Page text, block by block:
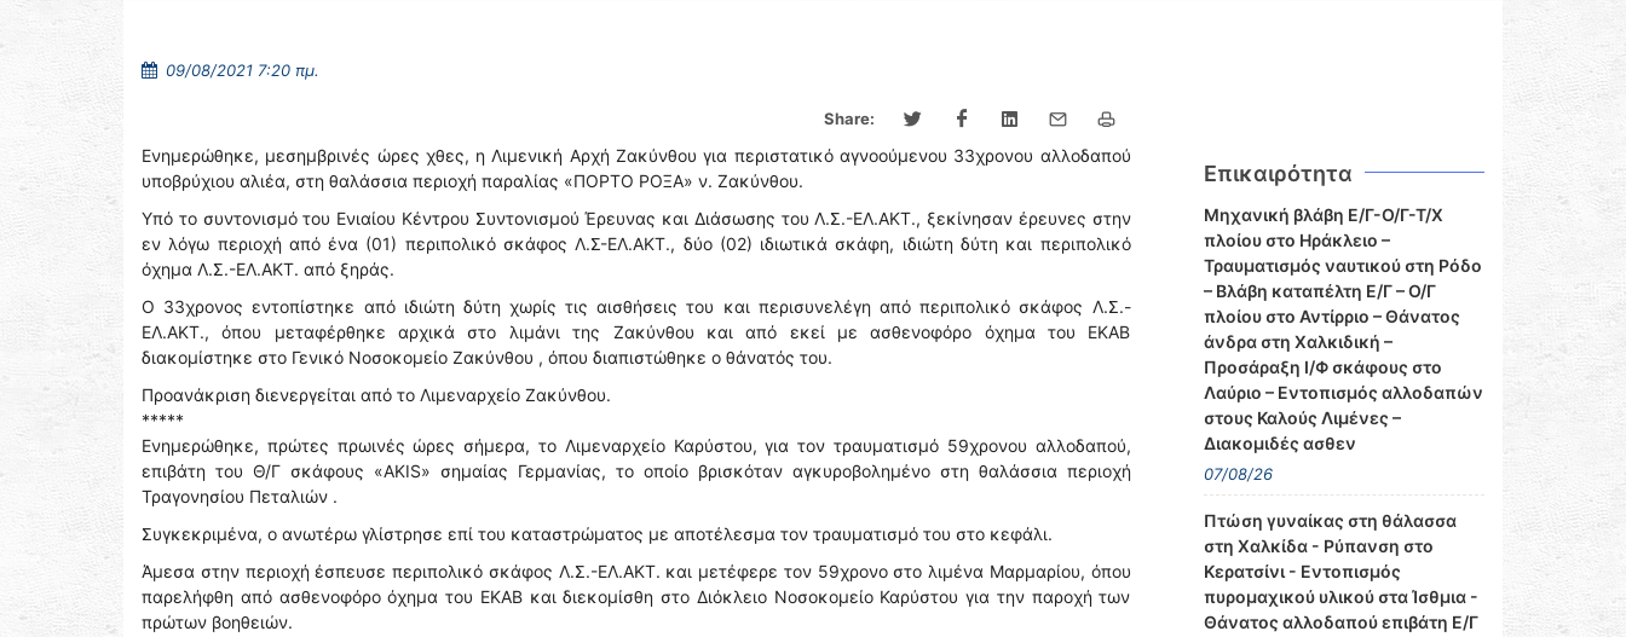
09/08/2021 7:20 πμ.
Share:
Ενημερώθηκε, μεσημβρινές ώρες χθες, η Λιμενική Αρχή Ζακύνθου για περιστατικό αγνοούμενου 33χρονου αλλοδαπού
υποβρύχιου αλιέα, στη θαλάσσια περιοχή παραλίας «ΠΟΡΤΟ ΡΟΞΑ» ν. Ζακύνθου.
Υπό το συντονισμό του Ενιαίου Κέντρου Συντονισμού Έρευνας και Διάσωσης του Λ.Σ.-ΕΛ.ΑΚΤ., ξεκίνησαν έρευνες στην
εν λόγω περιοχή από ένα (01) περιπολικό σκάφος Λ.Σ-ΕΛ.ΑΚΤ., δύο (02) ιδιωτικά σκάφη, ιδιώτη δύτη και περιπολικό
όχημα Λ.Σ.-ΕΛ.ΑΚΤ. από ξηράς.
Ο 33χρονος εντοπίστηκε από ιδιώτη δύτη χωρίς τις αισθήσεις του και περισυνελέγη από περιπολικό σκάφος Λ.Σ.-
ΕΛ.ΑΚΤ., όπου μεταφέρθηκε αρχικά στο λιμάνι της Ζακύνθου και από εκεί με ασθενοφόρο όχημα του ΕΚΑΒ
διακομίστηκε στο Γενικό Νοσοκομείο Ζακύνθου , όπου διαπιστώθηκε ο θάνατός του.
Προανάκριση διενεργείται από το Λιμεναρχείο Ζακύνθου.
*****
Ενημερώθηκε, πρώτες πρωινές ώρες σήμερα, το Λιμεναρχείο Καρύστου, για τον τραυματισμό 59χρονου αλλοδαπού,
επιβάτη του Θ/Γ σκάφους «AKIS» σημαίας Γερμανίας, το οποίο βρισκόταν αγκυροβολημένο στη θαλάσσια περιοχή
Τραγονησίου Πεταλιών .
Συγκεκριμένα, ο ανωτέρω γλίστρησε επί του καταστρώματος με αποτέλεσμα τον τραυματισμό του στο κεφάλι.
Άμεσα στην περιοχή έσπευσε περιπολικό σκάφος Λ.Σ.-ΕΛ.ΑΚΤ. και μετέφερε τον 59χρονο στο λιμένα Μαρμαρίου, όπου
παρελήφθη από ασθενοφόρο όχημα του ΕΚΑΒ και διεκομίσθη στο Διόκλειο Νοσοκομείο Καρύστου για την παροχή των
πρώτων βοηθειών.
Επικαιρότητα
Μηχανική βλάβη Ε/Γ-Ο/Γ-Τ/Χ
πλοίου στο Ηράκλειο –
Τραυματισμός ναυτικού στη Ρόδο
– Βλάβη καταπέλτη Ε/Γ – Ο/Γ
πλοίου στο Αντίρριο – Θάνατος
άνδρα στη Χαλκιδική –
Προσάραξη Ι/Φ σκάφους στο
Λαύριο – Εντοπισμός αλλοδαπών
στους Καλούς Λιμένες –
Διακομιδές ασθεν
07/08/26
Πτώση γυναίκας στη θάλασσα
στη Χαλκίδα - Ρύπανση στο
Κερατσίνι - Εντοπισμός
πυρομαχικού υλικού στα Ίσθμια -
Θάνατος αλλοδαπού επιβάτη Ε/Γ